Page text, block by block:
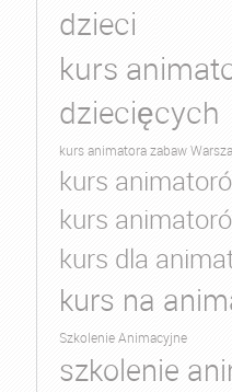
dzieci
kurs
dziecięcych
kurs animatora zabaw
kurs
kurs
kurs dla
kurs na
Szkolenie Animacyjne
szkolenie